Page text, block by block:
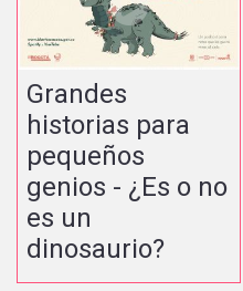
Grandes
historias para
pequeños
genios - ¿Es o no
es un
dinosaurio?